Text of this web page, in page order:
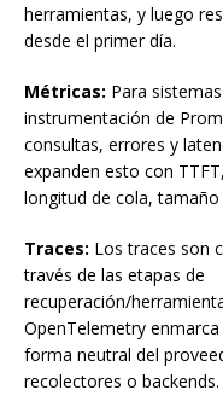
herramientas, y luego
desde el primer día.
Métricas: Para
instrumentación de
consultas, errores y
expanden esto con
longitud de cola,
Traces: Los traces son
través de las etapas de
recuperación/
OpenTelemetry
forma neutral del
recolectores o backends.